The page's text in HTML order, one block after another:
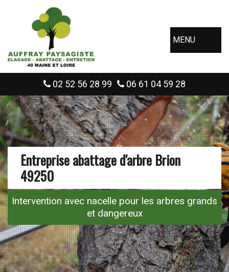
MENU
02 52 56 28 99 06 61 04 59 28
Entreprise abattage d'arbre Brion
49250
Intervention avec nacelle pour les arbres grands
et dangereux